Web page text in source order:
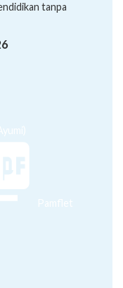
tanpa
Pamflet